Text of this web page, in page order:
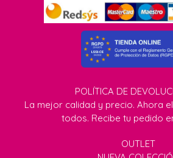
POLÍTICA DE
La mejor calidad y precio. Ahora
todos. Recibe tu pedido
OUTLET